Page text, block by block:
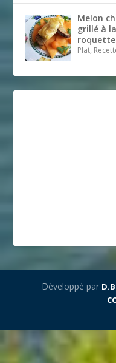
Melon
grillé à
roquette
Plat,
Développé par